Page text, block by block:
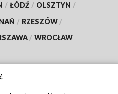
/ ŁÓDŹ / OLSZTYN /
/ RZESZÓW /
/ WROCŁAW